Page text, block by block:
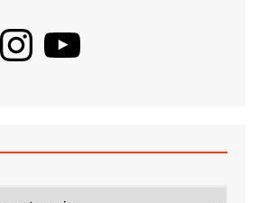
InstagramYouTube